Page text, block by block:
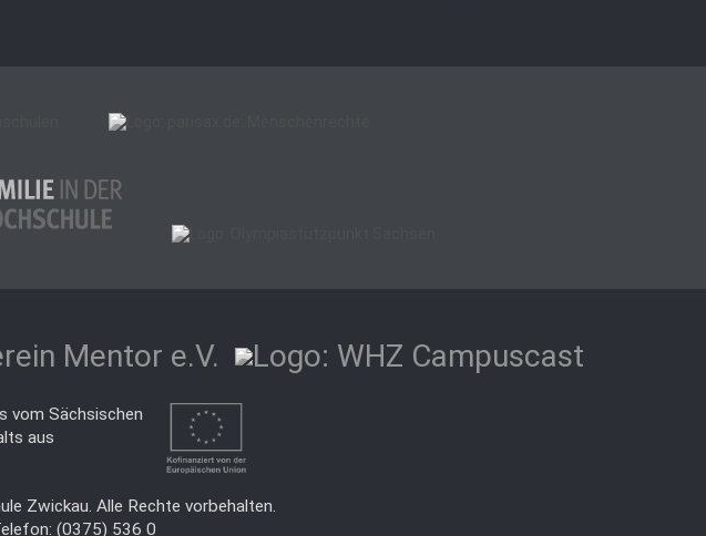
vom Sächsischen
aus
Zwickau. Alle Rechte vorbehalten.
(0375) 536 0